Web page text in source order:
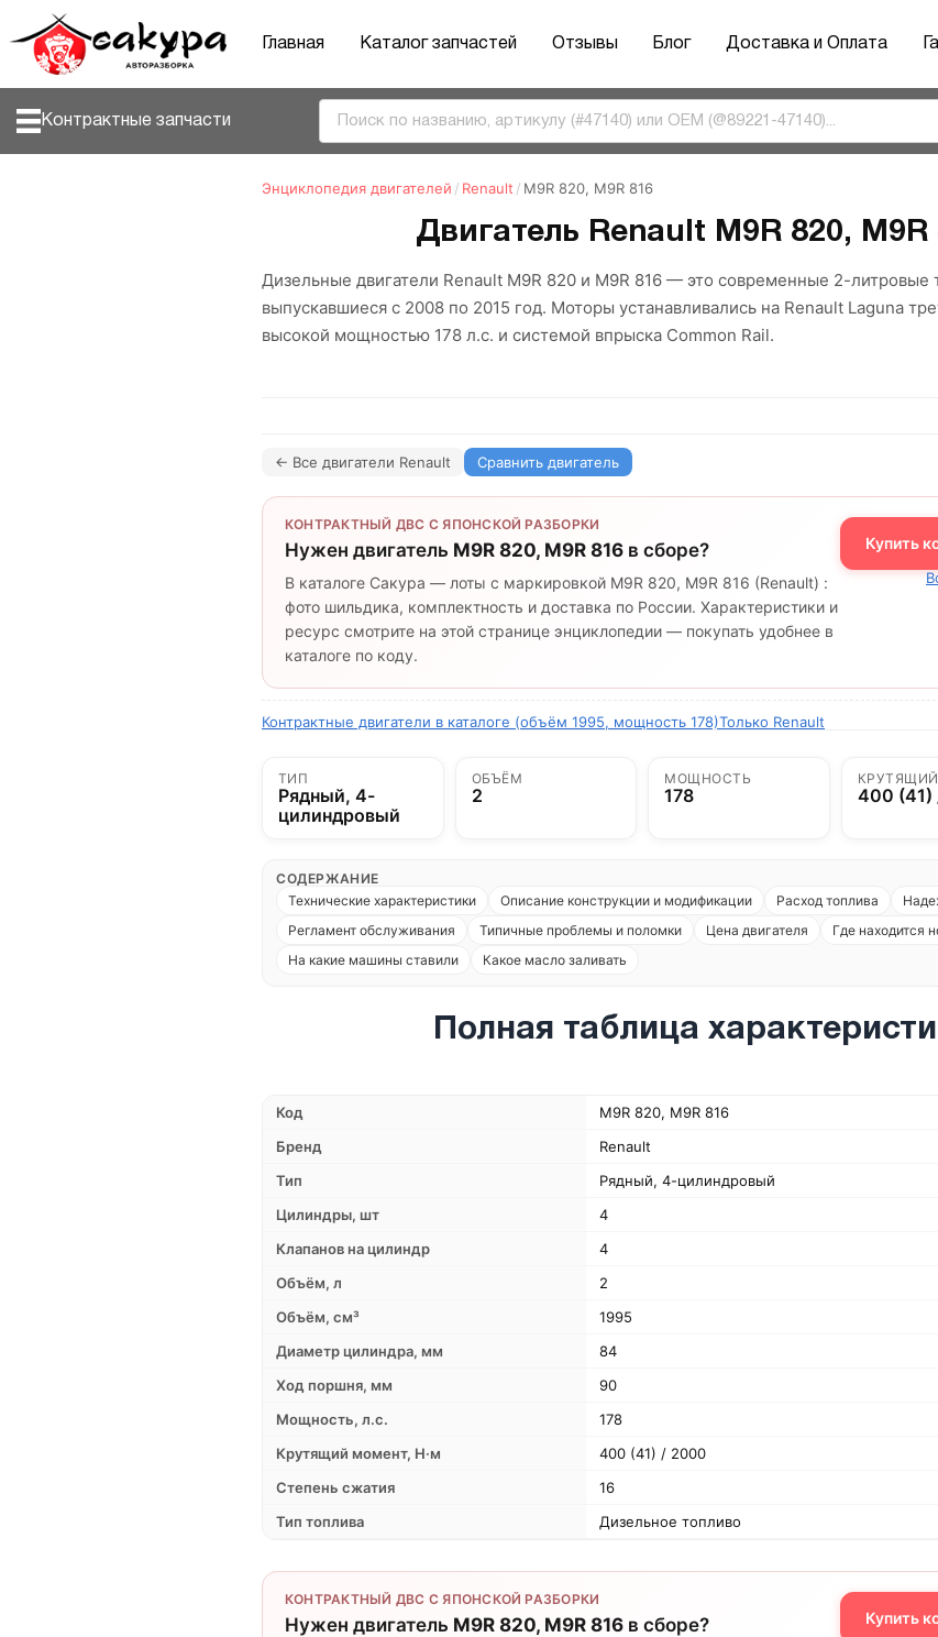
Главная Каталог запчастей Отзывы Блог Доставка и Оплата
Контрактные запчасти
Энциклопедия двигателей / Renault / M9R 820, M9R 816
Двигатель Renault M9R 820, M9R
Дизельные двигатели Renault M9R 820 и M9R 816 — это современные 2-литровые
выпускавшиеся с 2008 по 2015 год. Моторы устанавливались на Renault Laguna
высокой мощностью 178 л.с. и системой впрыска Common Rail.
← Все двигатели Renault Сравнить двигатель
КОНТРАКТНЫЙ ДВС С ЯПОНСКОЙ РАЗБОРКИ
Нужен двигатель M9R 820, M9R 816 в сборе?
В каталоге Сакура — лоты с маркировкой M9R 820, M9R 816 (Renault) :
фото шильдика, комплектность и доставка по России. Характеристики и
ресурс смотрите на этой странице энциклопедии — покупать удобнее в
каталоге по коду.
Купить
Контрактные двигатели в каталоге (объём 1995, мощность 178)Только Renault
ТИП
Рядный, 4-
цилиндровый
ОБЪЁМ
2
МОЩНОСТЬ
178 400 (41)
СОДЕРЖАНИЕ
Технические характеристики
Описание конструкции и модификации Расход топлива
Регламент обслуживания
Типичные проблемы и поломки Цена двигателя
Где находится
На какие машины ставили
Какое масло заливать
Полная таблица
Код
M9R 820, M9R 816
Бренд
Renault
Тип
Рядный, 4-цилиндровый
Цилиндры, шт
4
Клапанов на цилиндр
4
Объём, л
2
Объём, см³
1995
Диаметр цилиндра, мм
84
Ход поршня, мм
90
Мощность, л.с.
178
Крутящий момент, Н·м
400 (41) / 2000
Степень сжатия
16
Тип топлива
Дизельное топливо
КОНТРАКТНЫЙ ДВС С ЯПОНСКОЙ РАЗБОРКИ
Нужен двигатель M9R 820, M9R 816 в сборе? Купить